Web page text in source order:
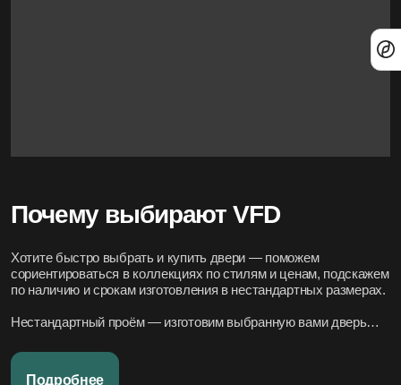
Почему выбирают VFD
Хотите быстро выбрать и купить двери — поможем
сориентироваться в коллекциях по стилям и ценам, подскажем
по наличию и срокам изготовления в нестандартных размерах.
Нестандартный проём — изготовим выбранную вами дверь
Подробнее